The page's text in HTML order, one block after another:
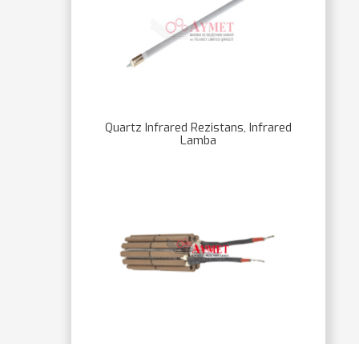
Quartz Infrared Rezistans, Infrared
Lamba